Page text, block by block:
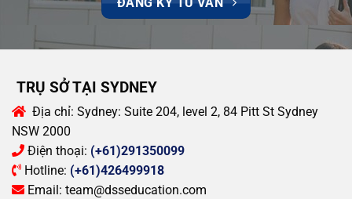
TRỤ SỞ TẠI SYDNEY
Địa chỉ: Sydney: Suite 204, level 2, 84 Pitt St Sydney
NSW 2000
Điện thoại: (+61)291350099
Hotline: (+61)426499918
Email: team@dsseducation.com